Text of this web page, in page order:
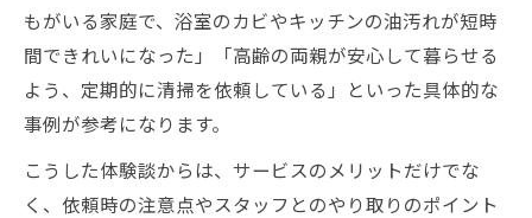
もがいる家庭で、浴室のカビやキッチンの油汚れが短時
間できれいになった」「高齢の両親が安心して暮らせる
よう、定期的に清掃を依頼している」といった具体的な
事例が参考になります。
こうした体験談からは、サービスのメリットだけでな
く、依頼時の注意点やスタッフとのやり取りのポイント